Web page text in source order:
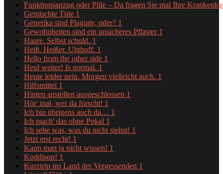
Funktionsanzug oder Pille – Da fragen Sie mal Ihre
Gemischte Tüte 1
Generika sind Plagiate, oder? 1
Gewohnheiten sind ein unsicheres Pflaster 1
Haare. Selbst schuld. 1
Heiß. Heißer. Uhthoff. 1
Hello from the other side 1
Heul weiter! Is normal. 1
Heute leider nein. Morgen vielleicht auch. 1
Hilfsmittel 1
Hinten anstellen ausgeschlossen 1
Hör' mal, wer da forscht! 1
Ich bin übrigens auch da… 1
Ich mach' das ohne Pokal 1
Ich sehe was, was du nicht siehst! 1
Jetzt erst recht! 1
Kann man ja nicht wissen! 1
Koddison! 1
Kurztrip ins Land der Vergessenden 1